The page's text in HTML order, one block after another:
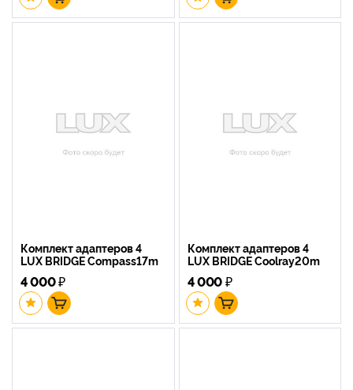
Комплект адаптеров 4
LUX BRIDGE Compass17m
4 000₽
Комплект адаптеров 4
LUX BRIDGE Coolray20m
4 000₽